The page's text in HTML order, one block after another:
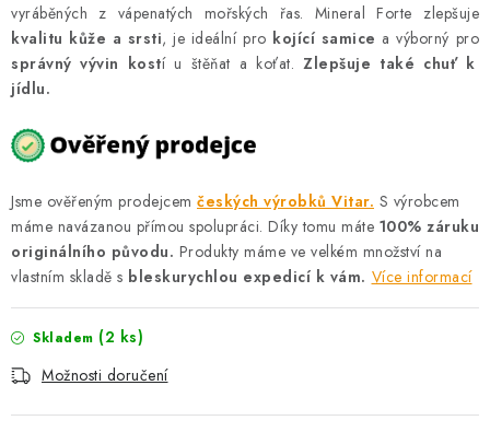
DOPRAVA PO OSTRAVĚ, HLUČÍNĚ A OKOLÍ
Kontakt
Věrnostní slevy
vyráběných z vápenatých mořských řas. Mineral Forte zlepšuje
kvalitu kůže a srsti, je ideální pro kojící samice a výborný pro
správný vývin kostí u štěňat a koťat. Zlepšuje také chuť k
jídlu.
Jsme ověřeným prodejcem českých výrobků Vitar. S výrobcem
máme navázanou přímou spolupráci. Díky tomu máte 100% záruku
originálního původu. Produkty máme ve velkém množství na
vlastním skladě s bleskurychlou expedicí k vám. Více informací
Skladem (2 ks)
Možnosti doručení